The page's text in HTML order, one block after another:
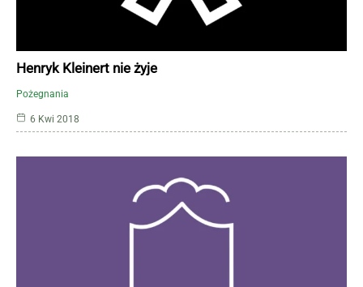
Pożegnania
Henryk Kleinert nie żyje
6 Kwi 2018